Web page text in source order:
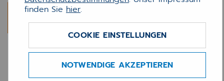
INNO Schulung "Effizientes
Arbeiten"
finden Sie hier.
COOKIE EINSTELLUNGEN
NOTWENDIGE AKZEPTIEREN